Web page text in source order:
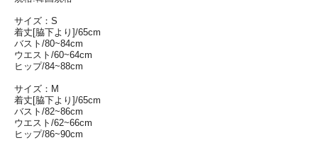
サイズ：S
着丈[脇下より]/65cm
バスト/80~84cm
ウエスト/60~64cm
ヒップ/84~88cm
サイズ：M
着丈[脇下より]/65cm
バスト/82~86cm
ウエスト/62~66cm
ヒップ/86~90cm